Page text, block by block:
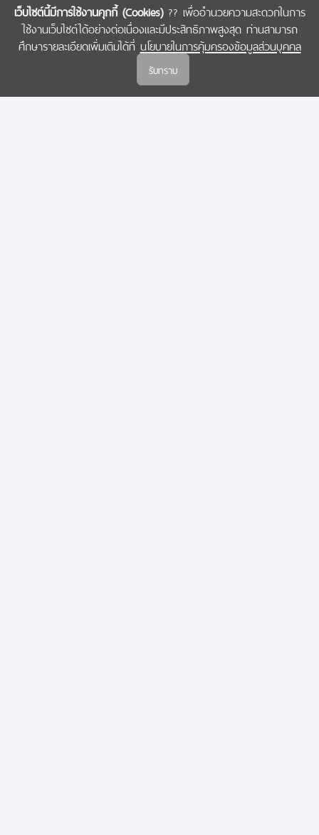
เว็บไซต์นี้มีการใช้งานคุกกี้ (Cookies)?? เพื่ออำนวยความสะดวกในการ
ใช้งานเว็บไซต์ได้อย่างต่อเนื่องและมีประสิทธิภาพสูงสุด ท่านสามารถ
ศึกษารายละเอียดเพิ่มเติมได้ที่ นโยบายในการคุ้มครองข้อมูลส่วนบุคคล
รับทราบ
COPYRIGHT © 2022 สำนักงานคณะกรรมการส่งเสริมวิทยาศาสตร์ วิจัยและนวัตกรรม
(สกสว.)
นโยบายในการคุ้มครองข้อมูลส่วนบุคคล